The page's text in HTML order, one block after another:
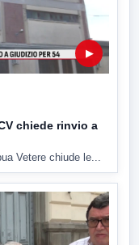
▶
chiede rinvio a
Vetere chiude le...